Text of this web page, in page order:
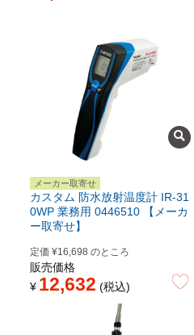
メーカー取寄せ
カスタム 防水放射温度計 IR-31
0WP 業務用 0446510 【メーカ
ー取寄せ】
定価 ¥16,698 のところ
販売価格
¥ 12,632 税込